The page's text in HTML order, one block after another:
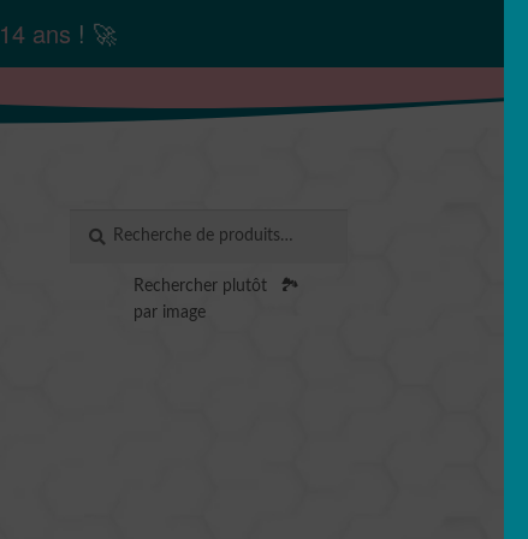
14 ans ! 🚀
pour :
RECHERCHE
Rechercher plutôt
par image
🏞️